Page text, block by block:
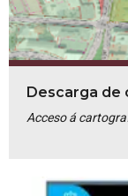
Descarga
Acceso á